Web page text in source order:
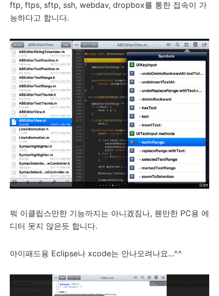
ftp, ftps, sftp, ssh, webdav, dropbox를 통한 접속이 가
능하다고 합니다.
뭐 이클립스만한 기능까지는 아니겠짐나, 웬만한 PC용 에
디터 못지 않은듯 합니다.
아이패드용 Eclipse나 xcode는 안나오려나요...^^